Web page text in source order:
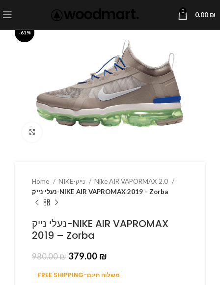
0 0.00 ₪
-61%
Home
Nike AIR VAPORMAX 2.0
נעלי נייק-NIKE AIR VAPROMAX 2019 – Zorba
נעלי נייק-NIKE AIR VAPROMAX
2019 – Zorba
980.00₪ 379.00 ₪
FREE SHIPPING-משלוח חינם